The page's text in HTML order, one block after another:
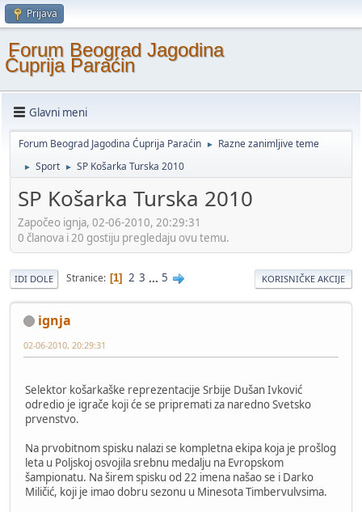
Prijava
Forum Beograd Jagodina
Ćuprija Paraćin
Glavni meni
Forum Beograd Jagodina Ćuprija Paraćin ► Razne zanimljive teme
► Sport ► SP Košarka Turska 2010
SP Košarka Turska 2010
Započeo ignja, 02-06-2010, 20:29:31
0 članova i 20 gostiju pregledaju ovu temu.
IDI DOLE Stranice 1 2 3 ... 5 KORISNIČKE AKCIJE
ignja
02-06-2010, 20:29:31
Selektor košarkaške reprezentacije Srbije Dušan Ivković
odredio je igrače koji će se pripremati za naredno Svetsko
prvenstvo.
Na prvobitnom spisku nalazi se kompletna ekipa koja je prošlog
leta u Poljskoj osvojila srebnu medalju na Evropskom
šampionatu. Na širem spisku od 22 imena našao se i Darko
Miličić, koji je imao dobru sezonu u Minesota Timbervulvsima.